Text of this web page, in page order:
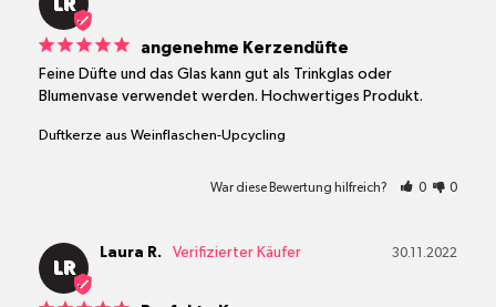
LR
angenehme Kerzendüfte
Feine Düfte und das Glas kann gut als Trinkglas oder
Blumenvase verwendet werden. Hochwertiges Produkt.
Duftkerze aus Weinflaschen-Upcycling
War diese Bewertung hilfreich? 0 0
LR
30.11.2022
Laura R.